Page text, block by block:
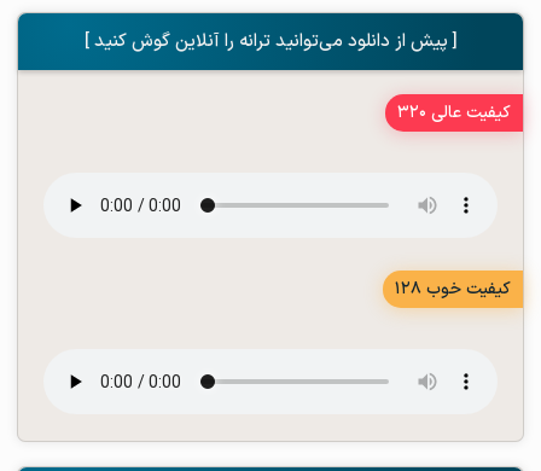
[ پیش از دانلود می‌توانید ترانه را آنلاین گوش کنید ]
کیفیت عالی 320
کیفیت خوب 128